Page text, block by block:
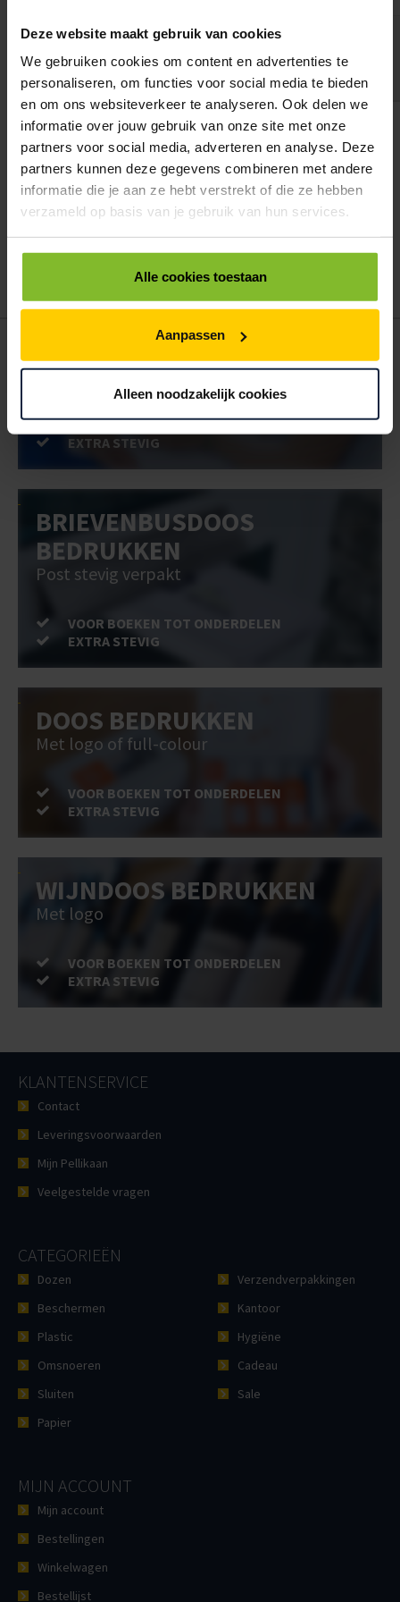
Deze website maakt gebruik van cookies
We gebruiken cookies om content en advertenties te
personaliseren, om functies voor social media te bieden
en om ons websiteverkeer te analyseren. Ook delen we
informatie over jouw gebruik van onze site met onze
partners voor social media, adverteren en analyse. Deze
partners kunnen deze gegevens combineren met andere
informatie die je aan ze hebt verstrekt of die ze hebben
verzameld op basis van je gebruik van hun services.
Alle cookies toestaan
Aanpassen
Alleen noodzakelijk cookies
PLASTIC TOPVELLEN 150X180CM OP ROL LDPE 50MU ZWART
< 1500
1500
3000
€711,00
€657,68 €604,35
ALLES BESTELLEN
Hoe werkt een bestellijst?
Wanneer u bent ingelogd, kunt u een eigen bestellijst maken.
Gebruik bestel- en offertelijsten om eenvoudig en snel producten
te bestellen. Uw bestel- en offertelijsten kunt u terugvinden in uw
POSTDOOS BEDRUKKEN
Voor een veilige verzending
VOOR BOEKEN TOT ONDERDELEN
EXTRA STEVIG
BRIEVENBUSDOOS
BEDRUKKEN
Post stevig verpakt
VOOR BOEKEN TOT ONDERDELEN
EXTRA STEVIG
DOOS BEDRUKKEN
Met logo of full-colour
VOOR BOEKEN TOT ONDERDELEN
EXTRA STEVIG
WIJNDOOS BEDRUKKEN
Met logo
VOOR BOEKEN TOT ONDERDELEN
EXTRA STEVIG
KLANTENSERVICE
Contact
Leveringsvoorwaarden
Mijn Pellikaan
Veelgestelde vragen
CATEGORIEËN
Dozen
Beschermen
Plastic
Omsnoeren
Sluiten
Papier
Verzendverpakkingen
Kantoor
Hygiëne
Cadeau
Sale
MIJN ACCOUNT
Mijn account
Bestellingen
Winkelwagen
Bestellijst